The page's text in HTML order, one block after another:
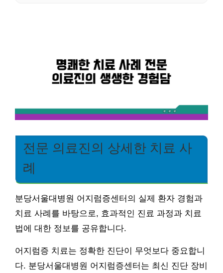
전문 의료진의 상세한 치료 사
례
분당서울대병원 어지럼증센터의 실제 환자 경험과
치료 사례를 바탕으로, 효과적인 진료 과정과 치료
법에 대한 정보를 공유합니다.
어지럼증 치료는 정확한 진단이 무엇보다 중요합니
다. 분당서울대병원 어지럼증센터는 최신 진단 장비